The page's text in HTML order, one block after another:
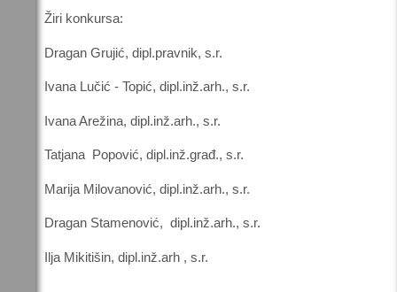
Žiri konkursa:
Dragan Grujić, dipl.pravnik, s.r.
Ivana Lučić - Topić, dipl.inž.arh., s.r.
Ivana Arežina, dipl.inž.arh., s.r.
Tatjana Popović, dipl.inž.građ., s.r.
Marija Milovanović, dipl.inž.arh., s.r.
Dragan Stamenović, dipl.inž.arh., s.r.
Ilja Mikitišin, dipl.inž.arh , s.r.